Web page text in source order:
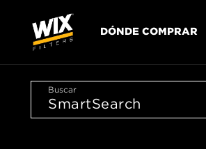
DÓNDE COMPRAR
Buscar